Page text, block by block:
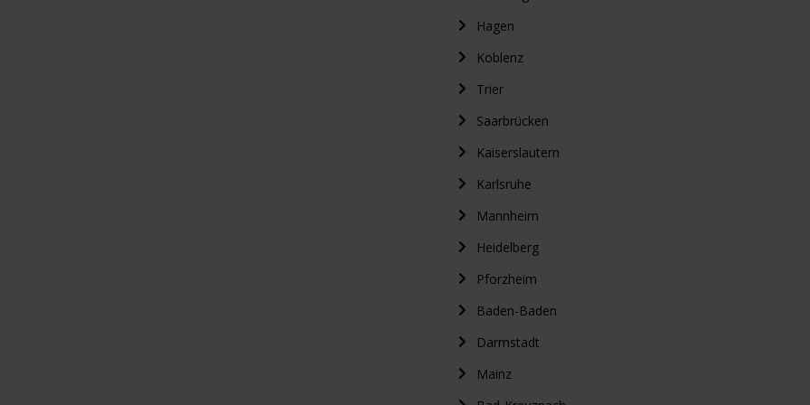
Hagen
Koblenz
Trier
Saarbrücken
Kaiserslautern
Karlsruhe
Mannheim
Heidelberg
Pforzheim
Baden-Baden
Darmstadt
Mainz